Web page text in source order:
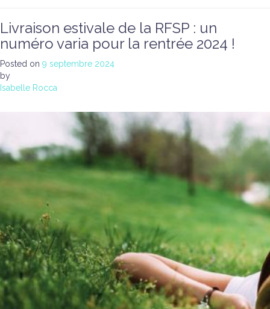
Livraison estivale de la RFSP : un
numéro varia pour la rentrée 2024 !
Posted on 9 septembre 2024
by
Isabelle Rocca